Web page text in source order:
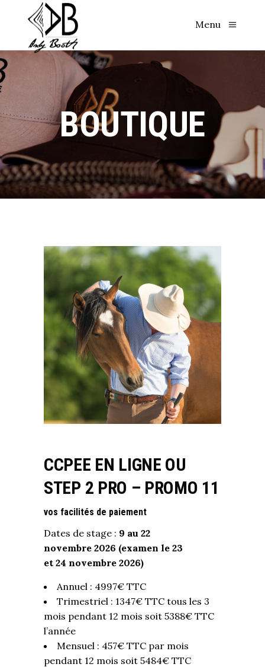
Menu
BOUTIQUE
CCPEE EN LIGNE OU
STEP 2 PRO – PROMO 11
vos facilités de paiement
Dates de stage : 9 au 22
novembre 2026 (examen le 23
et 24 novembre 2026)
Annuel : 4997€ TTC
Trimestriel : 1347€ TTC tous les 3
mois pendant 12 mois soit 5388€ TTC
l’année
Mensuel : 457€ TTC par mois
pendant 12 mois soit 5484€ TTC